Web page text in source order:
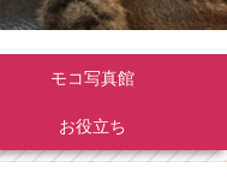
モコ写真館
お役立ち